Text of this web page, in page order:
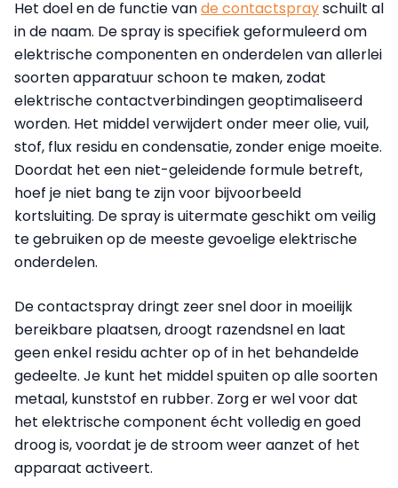
Het doel en de functie vande contactsprayschuilt al
in de naam. De spray is specifiek geformuleerd om
elektrische componenten en onderdelen van allerlei
soorten apparatuur schoon te maken, zodat
elektrische contactverbindingen geoptimaliseerd
worden. Het middel verwijdert onder meer olie, vuil,
stof, flux residu en condensatie, zonder enige moeite.
Doordat het een niet-geleidende formule betreft,
hoef je niet bang te zijn voor bijvoorbeeld
kortsluiting. De spray is uitermate geschikt om veilig
te gebruiken op de meeste gevoelige elektrische
onderdelen.
De contactspray dringt zeer snel door in moeilijk
bereikbare plaatsen, droogt razendsnel en laat
geen enkel residu achter op of in het behandelde
gedeelte. Je kunt het middel spuiten op alle soorten
metaal, kunststof en rubber. Zorg er wel voor dat
het elektrische component écht volledig en goed
droog is, voordat je de stroom weer aanzet of het
apparaat activeert.